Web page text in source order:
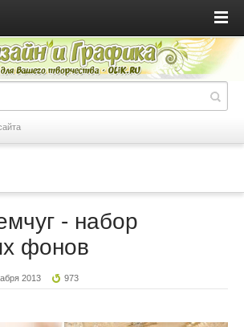
- набор
фонов
2013 973